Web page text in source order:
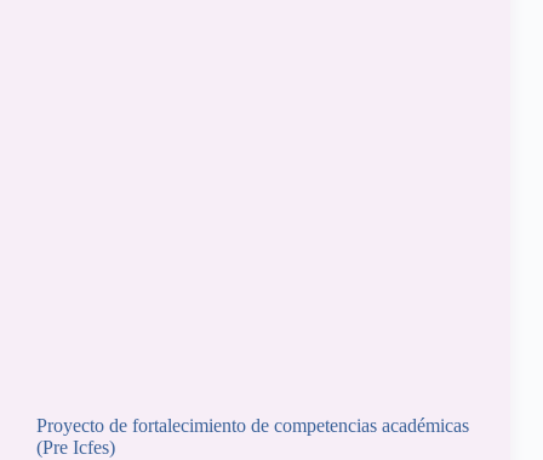
Proyecto de fortalecimiento de competencias académicas
(Pre Icfes)